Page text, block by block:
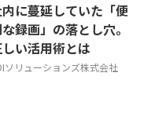
に蔓延していた「便
録画」の落とし穴。
い活用術とは
ソリューションズ株式会社